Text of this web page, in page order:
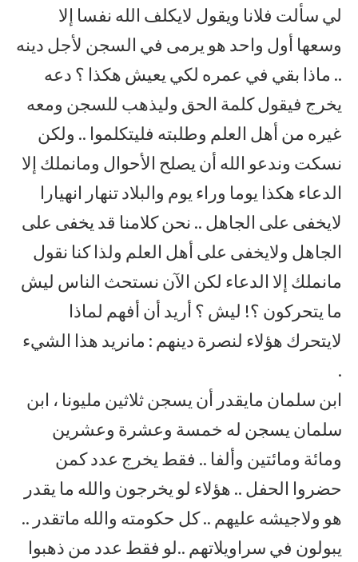
لي سألت فلانا ويقول لايكلف الله نفسا إلا
وسعها أول واحد هو يرمى في السجن لأجل دينه
.. ماذا بقي في عمره لكي يعيش هكذا ؟ دعه
يخرج فيقول كلمة الحق وليذهب للسجن ومعه
غيره من أهل العلم وطلبته فليتكلموا .. ولكن
نسكت وندعو الله أن يصلح الأحوال ومانملك إلا
الدعاء هكذا يوما وراء يوم والبلاد تنهار انهيارا
لايخفى على الجاهل .. نحن كلامنا قد يخفى على
الجاهل ولايخفى على أهل العلم ولذا كنا نقول
مانملك إلا الدعاء لكن الآن نستحث الناس ليش
ما يتحركون ؟! ليش ؟ أريد أن أفهم لماذا
لايتحرك هؤلاء لنصرة دينهم : مانريد هذا الشيء
.
ابن سلمان مايقدر أن يسجن ثلاثين مليونا ، ابن
سلمان يسجن له خمسة وعشرة وعشرين
ومائة ومائتين وألفا .. فقط يخرج عدد كمن
حضروا الحفل .. هؤلاء لو يخرجون والله ما يقدر
هو ولاجيشه عليهم .. كل حكومته والله ماتقدر ..
يبولون في سراويلاتهم ..لو فقط عدد من ذهبوا